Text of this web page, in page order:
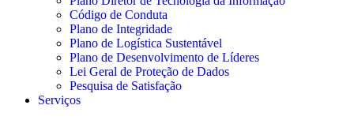
Código de Conduta
Plano de Integridade
Plano de Logística Sustentável
Plano de Desenvolvimento de Líderes
Lei Geral de Proteção de Dados
Pesquisa de Satisfação
Serviços